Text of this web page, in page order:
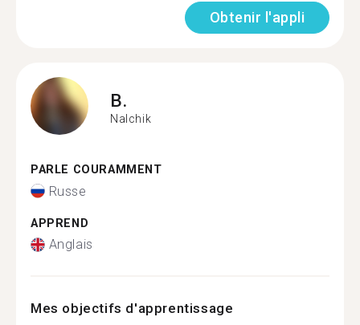
Obtenir l'appli
B.
Nalchik
PARLE COURAMMENT
Russe
APPREND
Anglais
Mes objectifs d'apprentissage